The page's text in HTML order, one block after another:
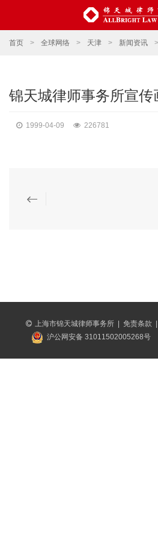
首页 > 全球网络 > 天津 > 新闻资讯 >
锦天城律师事务所宣传
1999-04-09 226781
上海市锦天城律师事务所 免责条款
沪公网安备 31011502005268号